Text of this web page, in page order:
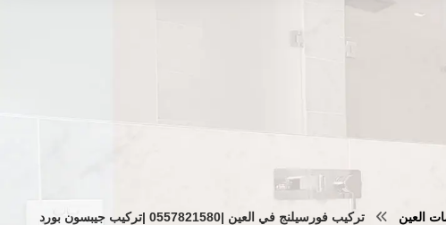
العين تركيب فورسيلنج في العين |0557821580 |تركيب جيبسون بورد